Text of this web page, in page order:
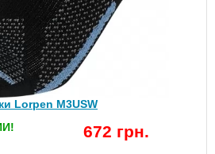
Lorpen M3USW
672 грн.